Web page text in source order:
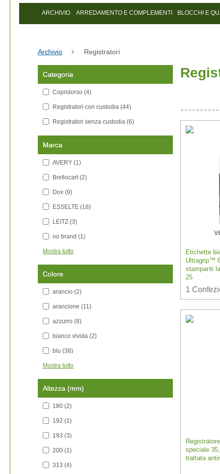
ARCHIVIO ARREDAMENTO E COMPLEMENTI BLOCCHI E
Archivio Registratori
Categoria
Copridorso (4)
Registratori con custodia (44)
Registratori senza custodia (6)
Marca
AVERY (1)
Brefiocart (2)
Dox (9)
ESSELTE (18)
LEITZ (3)
no brand (1)
Mostra tutto
Colore
arancio (2)
arancione (11)
azzurro (8)
bianco vivida (2)
blu (38)
Mostra tutto
Altezza (mm)
180 (2)
192 (1)
193 (3)
200 (1)
313 (4)
Etichette
Ultragrip™
stampanti
25
1
speciale
trattata